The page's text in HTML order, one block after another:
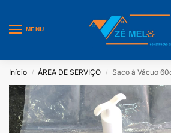
MENU
Início / ÁREA DE SERVIÇO / Saco à Vácuo